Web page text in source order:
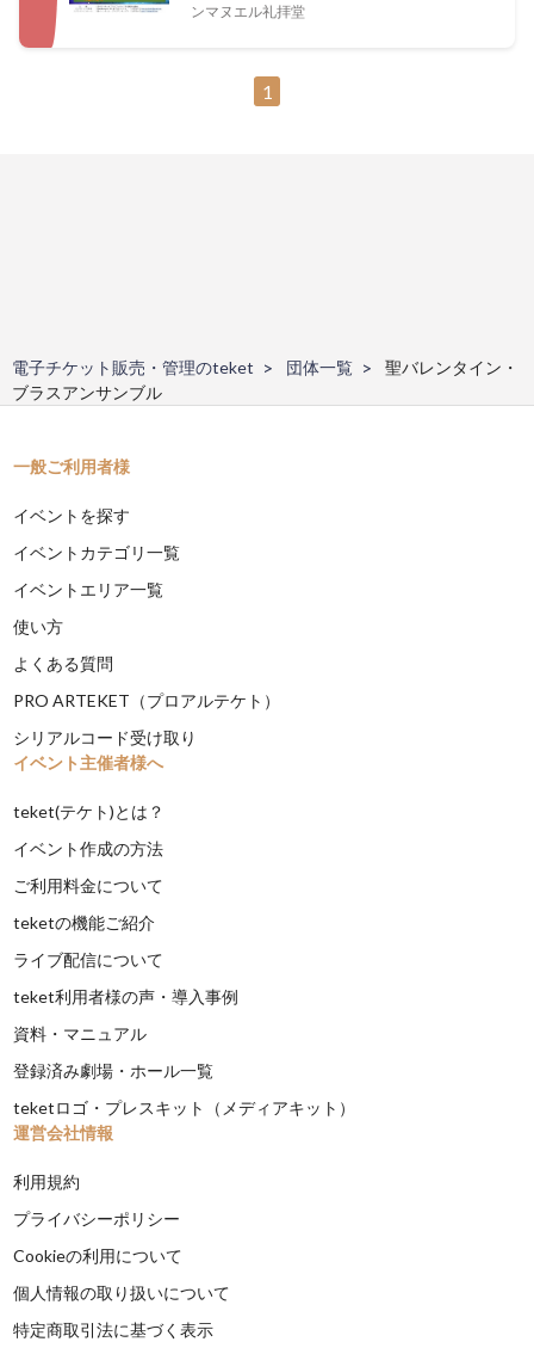
ンマヌエル礼拝堂
1
電子チケット販売・管理のteket 団体一覧
聖バレンタイン・
ブラスアンサンブル
一般ご利用者様
イベントを探す
イベントカテゴリ一覧
イベントエリア一覧
使い方
よくある質問
PRO ARTEKET（プロアルテケト）
シリアルコード受け取り
イベント主催者様へ
teket(テケト)とは？
イベント作成の方法
ご利用料金について
teketの機能ご紹介
ライブ配信について
teket利用者様の声・導入事例
資料・マニュアル
登録済み劇場・ホール一覧
teketロゴ・プレスキット（メディアキット）
運営会社情報
利用規約
プライバシーポリシー
Cookieの利用について
個人情報の取り扱いについて
特定商取引法に基づく表示